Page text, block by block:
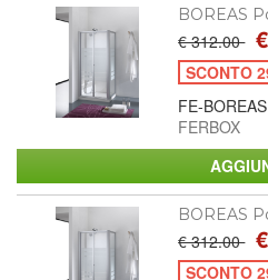
BOREAS
€ 312.00
SCONTO
FE-
FERBOX
BOREAS
€ 312.00
SCONTO